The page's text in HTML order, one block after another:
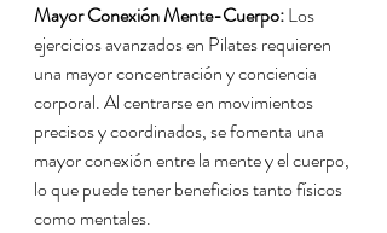
Mayor Conexión Mente-Cuerpo: Los
ejercicios avanzados en Pilates requieren
una mayor concentración y conciencia
corporal. Al centrarse en movimientos
precisos y coordinados, se fomenta una
mayor conexión entre la mente y el cuerpo,
lo que puede tener beneficios tanto físicos
como mentales.